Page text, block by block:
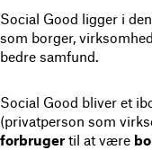
Social Good ligger i
som borger,
bedre samfund.
Social Good bliver et
(privatperson som
forbrugertil at være